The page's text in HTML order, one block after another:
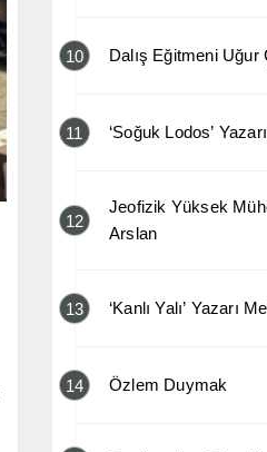
10 Dalış Eğitmeni Uğur
11 ‘Soğuk Lodos’
12
Jeofizik Yüksek
Arslan
13 ‘Kanlı Yalı’ Yazarı
14 Özlem Duymak